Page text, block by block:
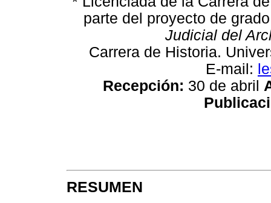
parte del proyecto de
Judicial del
Carrera de Historia.
E-mail:
Recepción: 30 de abril
RESUMEN